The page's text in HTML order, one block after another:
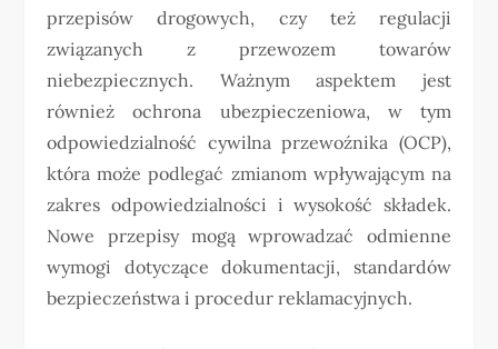
przepisów drogowych, czy też regulacji
związanych z przewozem towarów
niebezpiecznych. Ważnym aspektem jest
również ochrona ubezpieczeniowa, w tym
odpowiedzialność cywilna przewoźnika (OCP),
która może podlegać zmianom wpływającym na
zakres odpowiedzialności i wysokość składek.
Nowe przepisy mogą wprowadzać odmienne
wymogi dotyczące dokumentacji, standardów
bezpieczeństwa i procedur reklamacyjnych.